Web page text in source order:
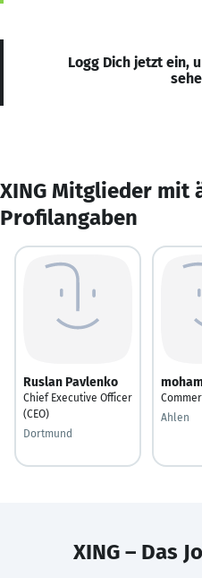
Logg Dich jetzt ein,
XING Mitglieder mit
Profilangaben
Ruslan Pavlenko
Chief Executive Officer
(CEO)
Dortmund
Ahlen
XING – Das